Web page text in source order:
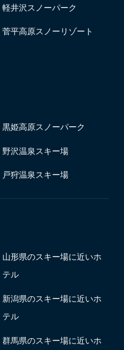
軽井沢スノーパーク
菅平高原スノーリゾート
黒姫高原スノーパーク
野沢温泉スキー場
戸狩温泉スキー場
山形県のスキー場に近いホ
テル
新潟県のスキー場に近いホ
テル
群馬県のスキー場に近いホ